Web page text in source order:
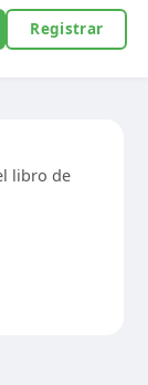
Registrar
libro de